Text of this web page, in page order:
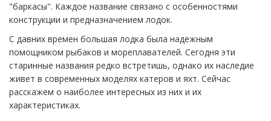
"баркасы". Каждое название связано с особенностями
конструкции и предназначением лодок.
С давних времен большая лодка была надежным
помощником рыбаков и мореплавателей. Сегодня эти
старинные названия редко встретишь, однако их наследие
живет в современных моделях катеров и яхт. Сейчас
расскажем о наиболее интересных из них и их
характеристиках.